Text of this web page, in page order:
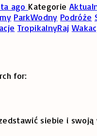
ago Kategorie
ParkWodny Podróże
TropikalnyRaj
for:
siebie i